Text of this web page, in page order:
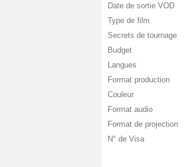
Date de sortie VOD
Type de film
Secrets de tournage
Budget
Langues
Format production
Couleur
Format audio
Format de projection
N° de Visa